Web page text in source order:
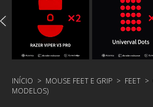
INÍCIO > MOUSE FEET E GRIP > FEET >
MODELOS)